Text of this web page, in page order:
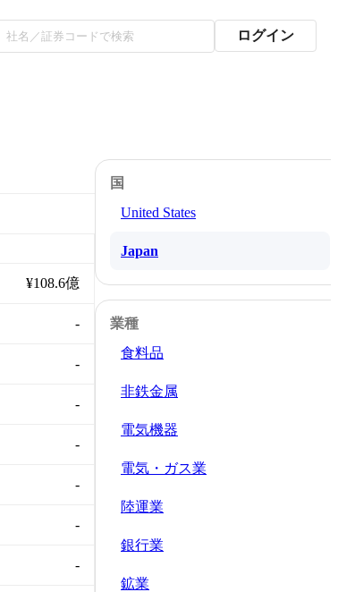
ログイン
¥108.6億
-
-
-
-
-
-
-
国
United States
Japan
業種
食料品
非鉄金属
電気機器
電気・ガス業
陸運業
銀行業
鉱業